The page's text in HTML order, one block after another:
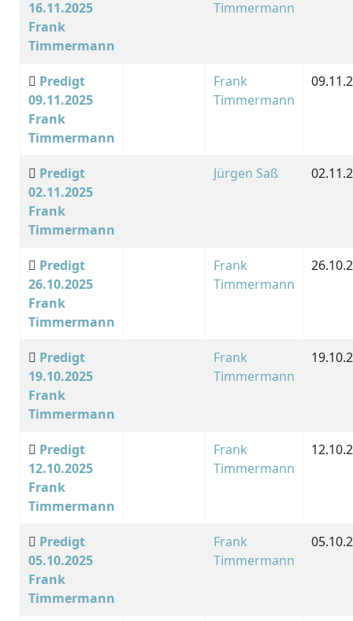
16.11.2025
Frank
Timmermann
Timmermann
Predigt
09.11.2025
Frank
Timmermann
Frank
Timmermann
Predigt
02.11.2025
Frank
Timmermann
Jürgen Saß
Predigt
26.10.2025
Frank
Timmermann
Frank
Timmermann
Predigt
19.10.2025
Frank
Timmermann
Frank
Timmermann
Predigt
12.10.2025
Frank
Timmermann
Frank
Timmermann
Predigt
05.10.2025
Frank
Timmermann
Frank
Timmermann